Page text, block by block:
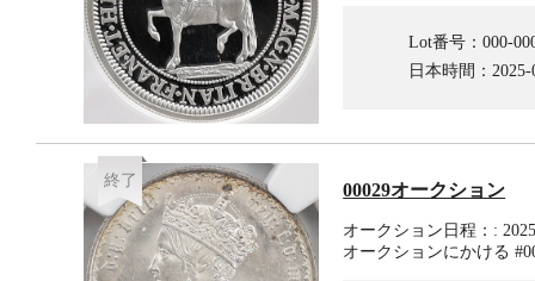
Lot番号：000-
日本時間：
終了 00029オークション
オークション日程：:
オークションにかける